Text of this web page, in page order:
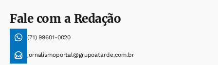
Fale com a Redação
(71) 99601-0020
jornalismoportal@grupoatarde.com.br